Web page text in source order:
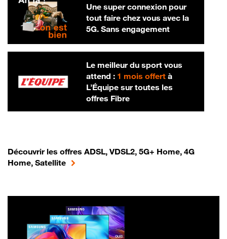
Une super connexion pour
tout faire chez vous avec la
5G. Sans engagement
Le meilleur du sport vous
attend : 1 mois offertà
L’Équipe sur toutes les
offres Fibre
Découvrir les offres ADSL, VDSL2, 5G+ Home, 4G
Home, Satellite